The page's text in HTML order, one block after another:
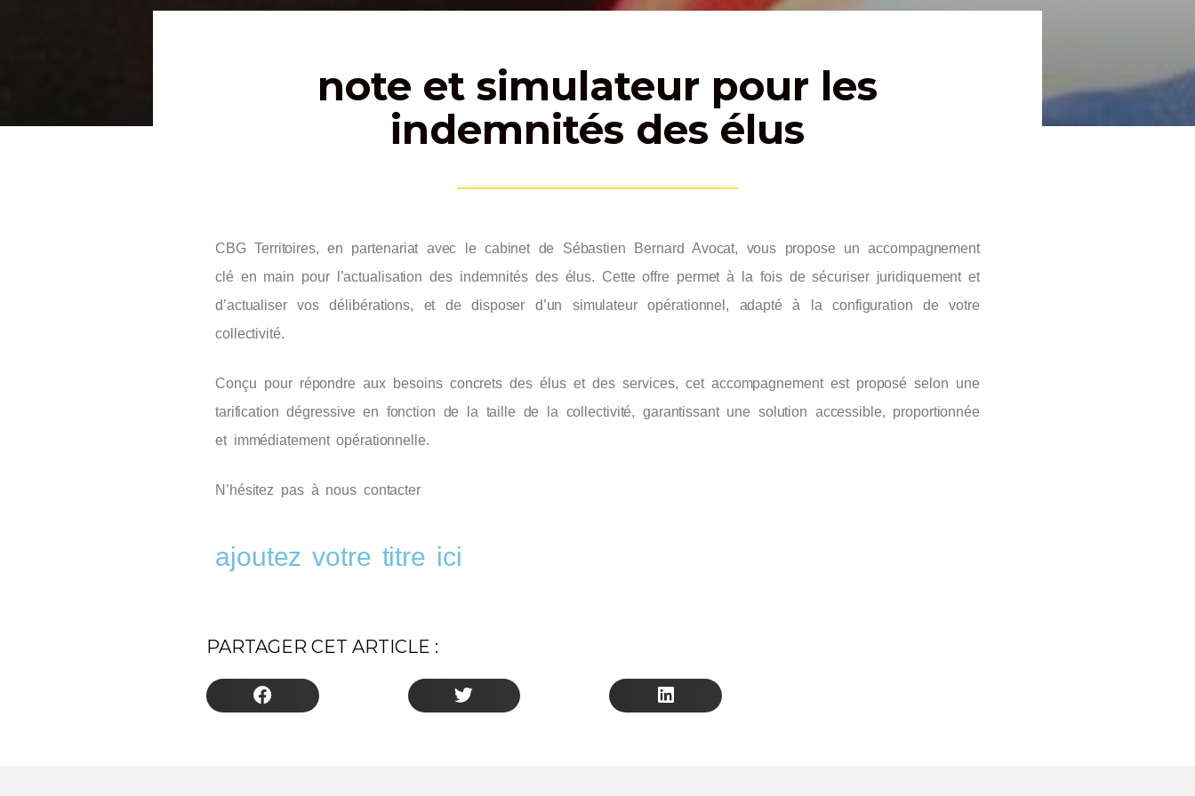
note et simulateur pour les
indemnités des élus
CBG Territoires, en partenariat avec le cabinet de Sébastien Bernard Avocat, vous propose un accompagnement
clé en main pour l’actualisation des indemnités des élus. Cette offre permet à la fois de sécuriser juridiquement et
d’actualiser vos délibérations, et de disposer d’un simulateur opérationnel, adapté à la configuration de votre
collectivité.
Conçu pour répondre aux besoins concrets des élus et des services, cet accompagnement est proposé selon une
tarification dégressive en fonction de la taille de la collectivité, garantissant une solution accessible, proportionnée
et immédiatement opérationnelle.
N’hésitez pas à nous contacter
ajoutez votre titre ici
PARTAGER CET ARTICLE :